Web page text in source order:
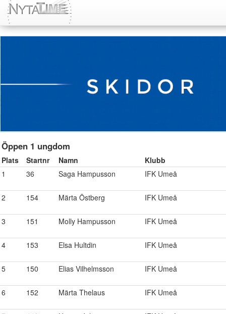
Öppen 1 ungdom
Plats Startnr Namn
Klubb
1
36 Saga Hampusson IFK Umeå
2 154 Märta Östberg IFK Umeå
3 151 Molly Hampusson IFK Umeå
4 153 Elsa Hultdin IFK Umeå
5 150 Elias Vilhelmsson IFK Umeå
6 152 Märta Thelaus IFK Umeå